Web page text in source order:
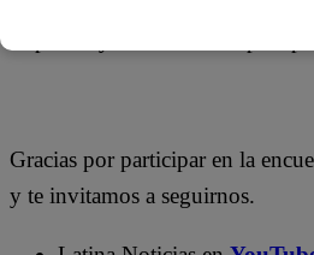
respuesta y da clic en ella para
Gracias por participar en la
y te invitamos a seguirnos.